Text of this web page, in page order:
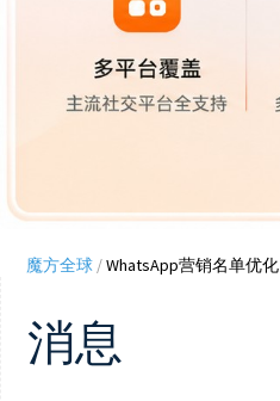
魔方全球/WhatsApp营销名单优化
消息